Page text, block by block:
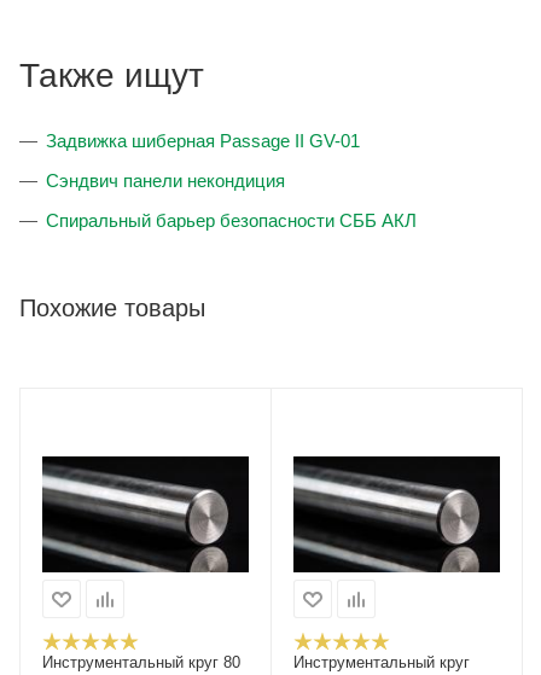
Также ищут
Задвижка шиберная Passage II GV-01
Сэндвич панели некондиция
Спиральный барьер безопасности СББ АКЛ
Похожие товары
Инструментальный круг 80
Инструментальный круг